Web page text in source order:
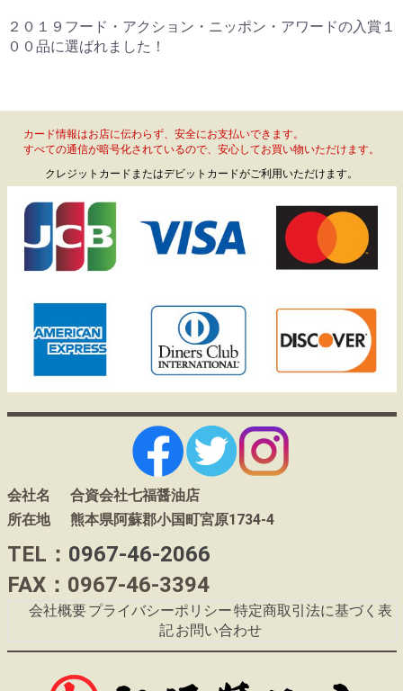
２０１９フード・アクション・ニッポン・アワードの入賞１
００品に選ばれました！
カード情報はお店に伝わらず、安全にお支払いできます。
すべての通信が暗号化されているので、安心してお買い物いただけます。
クレジットカードまたはデビットカードがご利用いただけます。
会社名
合資会社七福醤油店
所在地
熊本県阿蘇郡小国町宮原1734-4
TEL： 0967-46-2066
FAX：0967-46-3394
会社概要プライバシーポリシー特定商取引法に基づく表
記お問い合わせ